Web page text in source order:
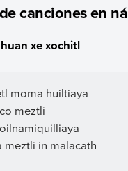
canciones en
xe xochitl
moma huiltiaya
meztli
meztli in malacath